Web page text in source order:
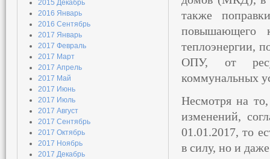
также
повышающего
теплоэнергии,
ОПУ, от
коммунальных
Несмотря на
изменений,
01.01.2017, то
в силу, но и
2015 Декабрь
2016 Январь
2016 Сентябрь
2017 Январь
2017 Февраль
2017 Март
2017 Апрель
2017 Май
2017 Июнь
2017 Июль
2017 Август
2017 Сентябрь
2017 Октябрь
2017 Ноябрь
2017 Декабрь